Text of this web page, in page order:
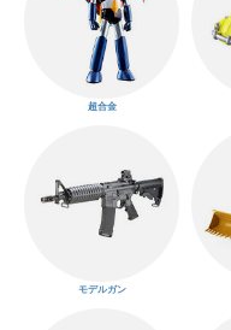
超合金
モデルガン